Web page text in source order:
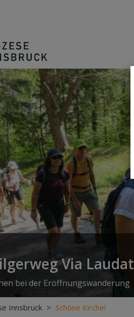
Via
bei der Eröffnungswanderung
Innsbruck > Schöne Kirche!